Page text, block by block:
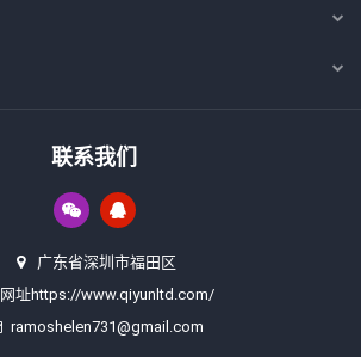
联系我们
广东省深圳市福田区
网址https://www.qiyunltd.com/
ramoshelen731@gmail.com